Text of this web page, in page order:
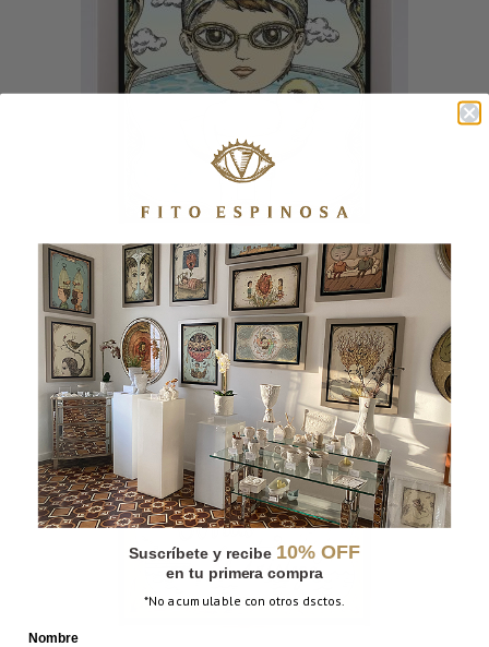
NATACIÓN
Suscríbete y recibe 10% OFF
en tu primera compra
*No acumulable con otros dsctos.
Nombre